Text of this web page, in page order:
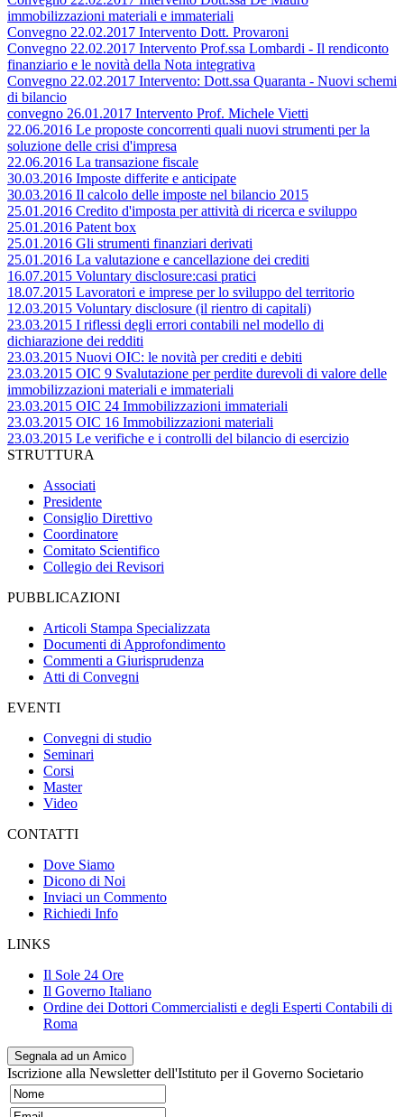
immobilizzazioni materiali e immateriali
Convegno 22.02.2017 Intervento Dott. Provaroni
Convegno 22.02.2017 Intervento Prof.ssa Lombardi - Il rendiconto
finanziario e le novità della Nota integrativa
Convegno 22.02.2017 Intervento: Dott.ssa Quaranta - Nuovi schemi
di bilancio
convegno 26.01.2017 Intervento Prof. Michele Vietti
22.06.2016 Le proposte concorrenti quali nuovi strumenti per la
soluzione delle crisi d'impresa
22.06.2016 La transazione fiscale
30.03.2016 Imposte differite e anticipate
30.03.2016 Il calcolo delle imposte nel bilancio 2015
25.01.2016 Credito d'imposta per attività di ricerca e sviluppo
25.01.2016 Patent box
25.01.2016 Gli strumenti finanziari derivati
25.01.2016 La valutazione e cancellazione dei crediti
16.07.2015 Voluntary disclosure:casi pratici
18.07.2015 Lavoratori e imprese per lo sviluppo del territorio
12.03.2015 Voluntary disclosure (il rientro di capitali)
23.03.2015 I riflessi degli errori contabili nel modello di
dichiarazione dei redditi
23.03.2015 Nuovi OIC: le novità per crediti e debiti
23.03.2015 OIC 9 Svalutazione per perdite durevoli di valore delle
immobilizzazioni materiali e immateriali
23.03.2015 OIC 24 Immobilizzazioni immateriali
23.03.2015 OIC 16 Immobilizzazioni materiali
23.03.2015 Le verifiche e i controlli del bilancio di esercizio
STRUTTURA
Associati
Presidente
Consiglio Direttivo
Coordinatore
Comitato Scientifico
Collegio dei Revisori
PUBBLICAZIONI
Articoli Stampa Specializzata
Documenti di Approfondimento
Commenti a Giurisprudenza
Atti di Convegni
EVENTI
Convegni di studio
Seminari
Corsi
Master
Video
CONTATTI
Dove Siamo
Dicono di Noi
Inviaci un Commento
Richiedi Info
LINKS
Il Sole 24 Ore
Il Governo Italiano
Ordine dei Dottori Commercialisti e degli Esperti Contabili di
Roma
Segnala ad un Amico
Iscrizione alla Newsletter dell'Istituto per il Governo Societario